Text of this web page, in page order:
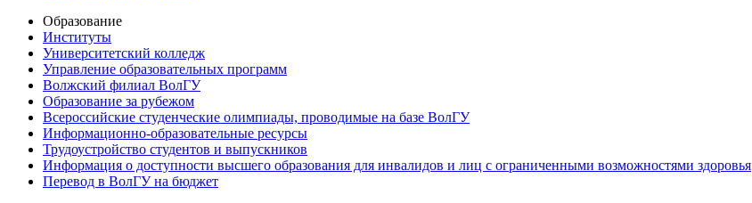
Образование
Институты
Университетский колледж
Управление образовательных программ
Волжский филиал ВолГУ
Образование за рубежом
Всероссийские студенческие олимпиады, проводимые на базе ВолГУ
Информационно-образовательные ресурсы
Трудоустройство студентов и выпускников
Информация о доступности высшего образования для инвалидов и лиц с ограниченными возможностями здоровья
Перевод в ВолГУ на бюджет